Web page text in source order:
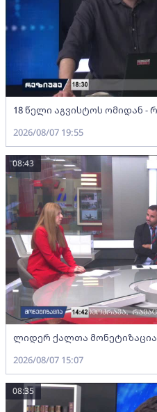
18 წელი აგვისტოს ომიდან -
2026/08/07 19:55
ლიდერ ქალთა მონეტიზაცია
08:43
2026/08/07 15:07
08:35